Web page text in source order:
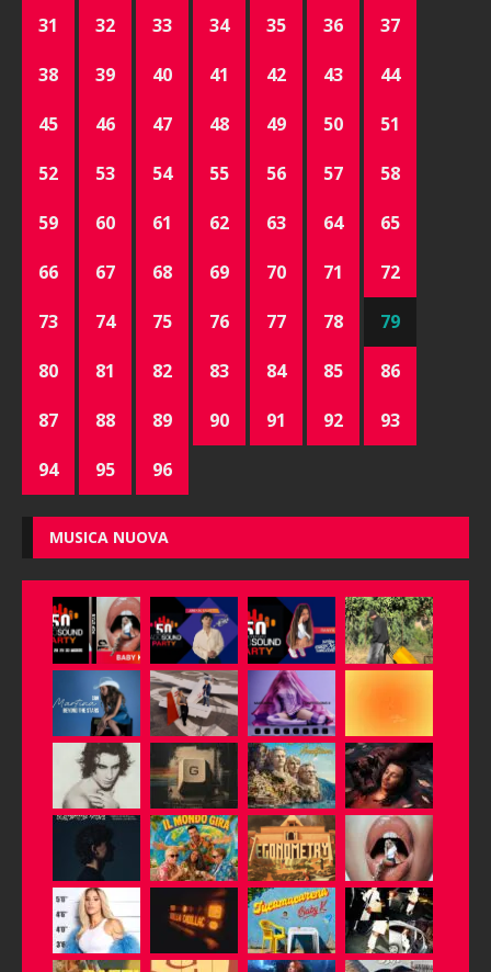
31 32 33 34 35 36 37
38 39 40 41 42 43 44
45 46 47 48 49 50 51
52 53 54 55 56 57 58
59 60 61 62 63 64 65
66 67 68 69 70 71 72
73 74 75 76 77 78 79
80 81 82 83 84 85 86
87 88 89 90 91 92 93
94 95 96
MUSICA NUOVA